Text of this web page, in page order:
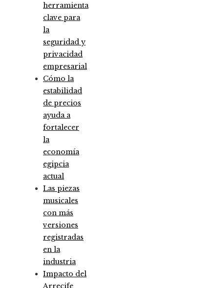
herramienta
clave para
la
seguridad y
privacidad
empresarial
Cómo la
estabilidad
de precios
ayuda a
fortalecer
la
economía
egipcia
actual
Las piezas
musicales
con más
versiones
registradas
en la
industria
Impacto del
Arrecife